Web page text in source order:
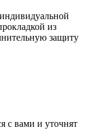
из
защиту
с вами и уточнят